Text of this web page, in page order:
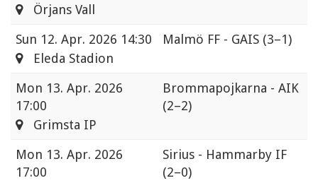
Örjans Vall
Sun 12. Apr. 2026 14:30 Malmö FF - GAIS (3–1)
Eleda Stadion
Mon 13. Apr. 2026
17:00
Brommapojkarna - AIK
(2–2)
Grimsta IP
Mon 13. Apr. 2026
17:00
Sirius - Hammarby IF
(2–0)